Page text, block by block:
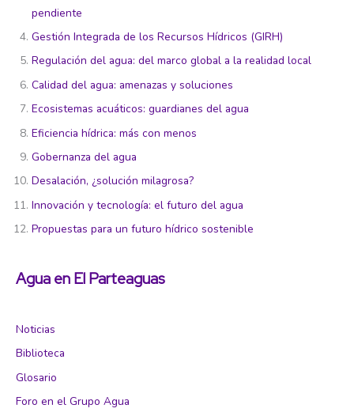
pendiente
Gestión Integrada de los Recursos Hídricos (GIRH)
Regulación del agua: del marco global a la realidad local
Calidad del agua: amenazas y soluciones
Ecosistemas acuáticos: guardianes del agua
Eficiencia hídrica: más con menos
Gobernanza del agua
Desalación, ¿solución milagrosa?
Innovación y tecnología: el futuro del agua
Propuestas para un futuro hídrico sostenible
Agua en El Parteaguas
Noticias
Biblioteca
Glosario
Foro en el Grupo Agua